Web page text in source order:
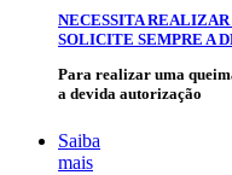
NECESSITA
SOLICITE SEMPRE A
Para realizar uma
a devida autorização
Saiba
mais